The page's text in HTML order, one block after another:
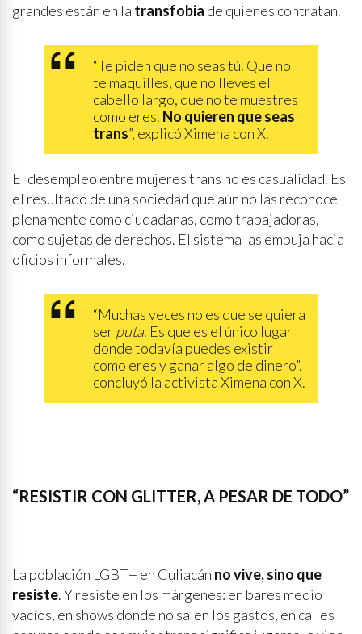
grandes están en la transfobia de quienes contratan.
“Te piden que no seas tú. Que no
te maquilles, que no lleves el
cabello largo, que no te muestres
como eres. No quieren que seas
trans”, explicó Ximena con X.
El desempleo entre mujeres trans no es casualidad. Es
el resultado de una sociedad que aún no las reconoce
plenamente como ciudadanas, como trabajadoras,
como sujetas de derechos. El sistema las empuja hacia
oficios informales.
“Muchas veces no es que se quiera
serputa. Es que es el único lugar
donde todavía puedes existir
como eres y ganar algo de dinero”,
concluyó la activista Ximena con X.
“RESISTIR CON GLITTER, A PESAR DE TODO”
La población LGBT+ en Culiacán no vive, sino que
resiste. Y resiste en los márgenes: en bares medio
vacíos, en shows donde no salen los gastos, en calles